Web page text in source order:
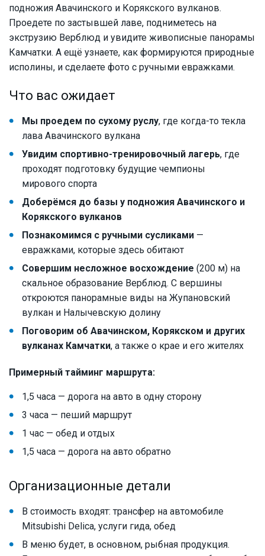
подножия Авачинского и Корякского вулканов.
Проедете по застывшей лаве, подниметесь на
экструзию Верблюд и увидите живописные панорамы
Камчатки. А ещё узнаете, как формируются природные
исполины, и сделаете фото с ручными евражками.
Что вас ожидает
Мы проедем по сухому руслу, где когда-то текла
лава Авачинского вулкана
Увидим спортивно-тренировочный лагерь, где
проходят подготовку будущие чемпионы
мирового спорта
Доберёмся до базы у подножия Авачинского и
Корякского вулканов
Познакомимся с ручными сусликами —
евражками, которые здесь обитают
Совершим несложное восхождение (200 м) на
скальное образование Верблюд. С вершины
откроются панорамные виды на Жупановский
вулкан и Налычевскую долину
Поговорим об Авачинском, Корякском и других
вулканах Камчатки, а также о крае и его жителях
Примерный тайминг маршрута:
1,5 часа — дорога на авто в одну сторону
3 часа — пеший маршрут
1 час — обед и отдых
1,5 часа — дорога на авто обратно
Организационные детали
В стоимость входят: трансфер на автомобиле
Mitsubishi Delica, услуги гида, обед
В меню будет, в основном, рыбная продукция.